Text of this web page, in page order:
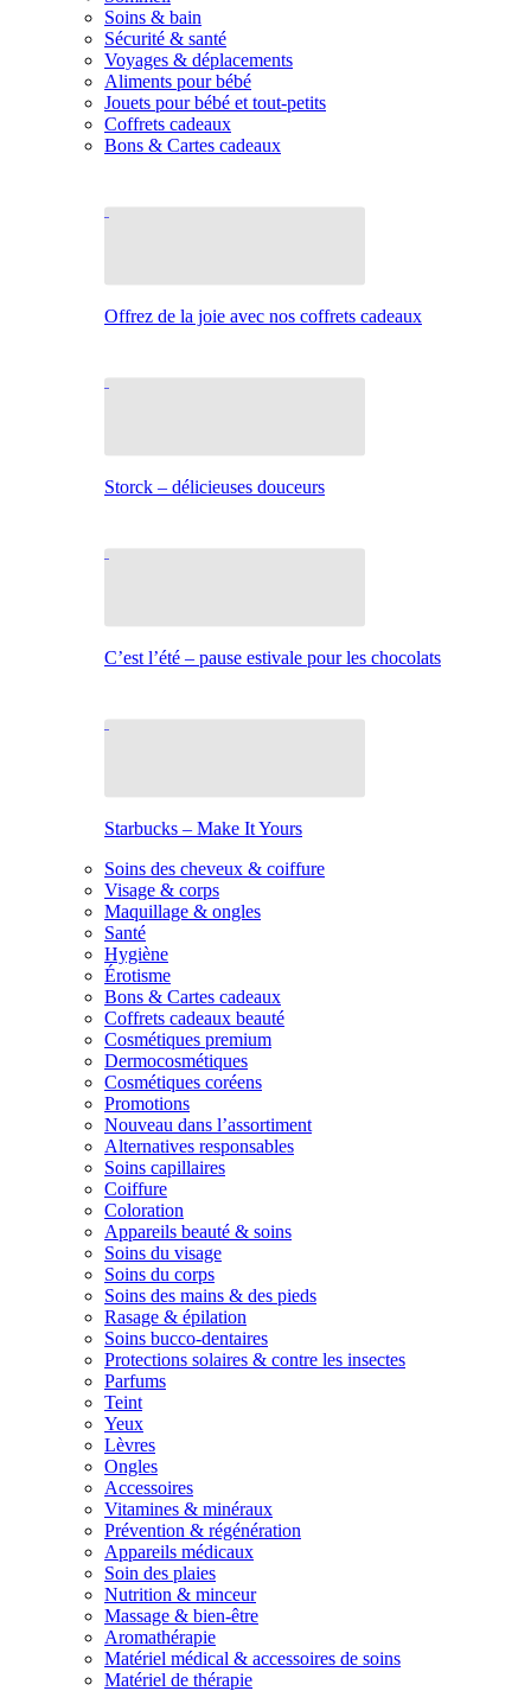
Soins & bain
Sécurité & santé
Voyages & déplacements
Aliments pour bébé
Jouets pour bébé et tout-petits
Coffrets cadeaux
Bons & Cartes cadeaux
Offrez de la joie avec nos coffrets cadeaux
Storck – délicieuses douceurs
C’est l’été – pause estivale pour les chocolats
Starbucks – Make It Yours
Soins des cheveux & coiffure
Visage & corps
Maquillage & ongles
Santé
Hygiène
Érotisme
Bons & Cartes cadeaux
Coffrets cadeaux beauté
Cosmétiques premium
Dermocosmétiques
Cosmétiques coréens
Promotions
Nouveau dans l’assortiment
Alternatives responsables
Soins capillaires
Coiffure
Coloration
Appareils beauté & soins
Soins du visage
Soins du corps
Soins des mains & des pieds
Rasage & épilation
Soins bucco-dentaires
Protections solaires & contre les insectes
Parfums
Teint
Yeux
Lèvres
Ongles
Accessoires
Vitamines & minéraux
Prévention & régénération
Appareils médicaux
Soin des plaies
Nutrition & minceur
Massage & bien-être
Aromathérapie
Matériel médical & accessoires de soins
Matériel de thérapie